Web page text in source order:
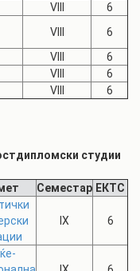
VIII
6
VIII
6
VIII
6
VIII
6
VIII 6
студии
Семестар ЕКТС
IX 6